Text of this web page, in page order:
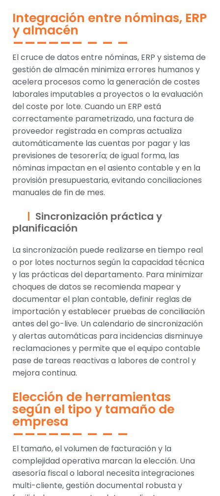
Integración entre nóminas, ERP
y almacén
El cruce de datos entre nóminas, ERP y sistema de
gestión de almacén minimiza errores humanos y
acelera procesos como la generación de costes
laborales imputables a proyectos o la evaluación
del coste por lote. Cuando un ERP está
correctamente parametrizado, una factura de
proveedor registrada en compras actualiza
automáticamente las cuentas por pagar y las
previsiones de tesorería; de igual forma, las
nóminas impactan en el asiento contable y en la
provisión presupuestaria, evitando conciliaciones
manuales de fin de mes.
Sincronización práctica y
planificación
La sincronización puede realizarse en tiempo real
o por lotes nocturnos según la capacidad técnica
y las prácticas del departamento. Para minimizar
choques de datos se recomienda mapear y
documentar el plan contable, definir reglas de
importación y establecer pruebas de conciliación
antes del go-live. Un calendario de sincronización
y alertas automáticas para incidencias disminuye
reclamaciones y permite que el equipo contable
pase de tareas reactivas a labores de control y
mejora continua.
Elección de herramientas
según el tipo y tamaño de
empresa
El tamaño, el volumen de facturación y la
complejidad operativa marcan la elección. Una
asesoría fiscal o laboral necesita integraciones
multi-cliente, gestión documental robusta y